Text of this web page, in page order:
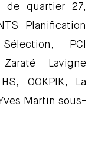
de quartier 27,
Planification
PCI
Lavigne
OOKPIK, La
Martin sous-